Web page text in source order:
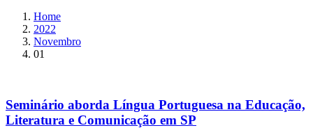
Home
2022
Novembro
01
Seminário aborda Língua Portuguesa na Educação,
Literatura e Comunicação em SP